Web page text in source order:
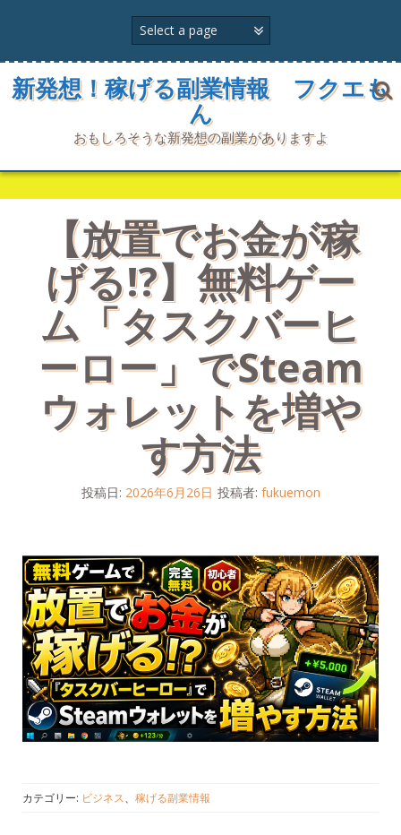
ン
プ
新発想！稼げる副業情報 フクエも
ん
おもしろそうな新発想の副業がありますよ
【放置でお金が稼
げる!?】無料ゲー
ム「タスクバーヒ
ーロー」でSteam
ウォレットを増や
す方法
投稿日: 2026年6月26日 投稿者: fukuemon
カテゴリー: ビジネス、 稼げる副業情報